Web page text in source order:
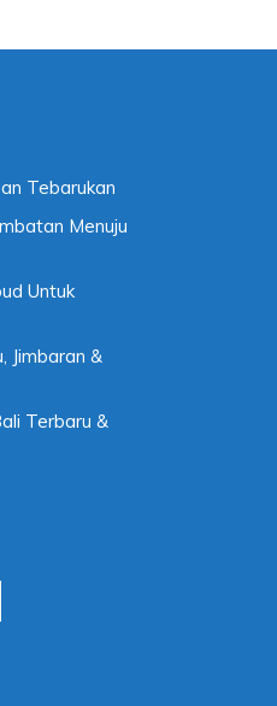
Tebarukan
Menuju
Untuk
Jimbaran &
Terbaru &